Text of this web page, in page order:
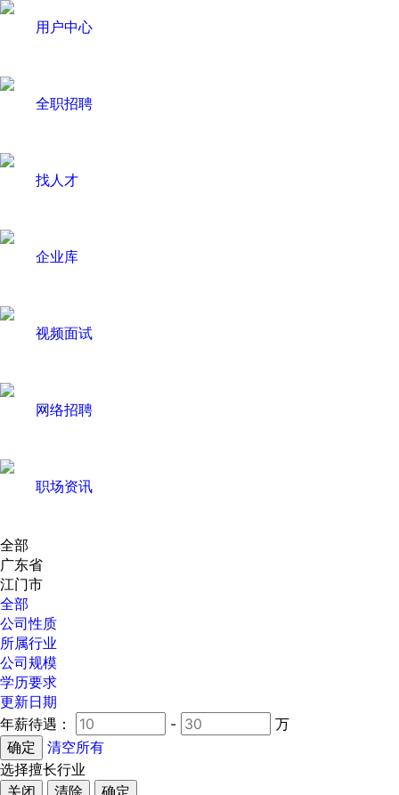
用户中心
全职招聘
找人才
企业库
视频面试
网络招聘
职场资讯
全部
广东省
江门市
全部
公司性质
所属行业
公司规模
学历要求
更新日期
年薪待遇：
-
万
清空所有
选择擅长行业
关闭
清除 确定